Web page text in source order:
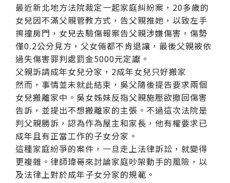
最近新北地方法院裁定一起家庭糾紛案，20多歲的
女兒因不滿父親管教方式，告父親推她，以致左手
擦撞房門，女兒去驗傷報案告父親涉嫌傷害，傷勢
僅0.2公分見方，父女倆都不肯退讓，最後父親被依
過失傷害罪判處罰金5000元定讞。
父親訴請成年女兒分家，2成年女兒只好搬家
然而，事情並未就此結束，吳父隨後提告要求兩個
女兒搬離家中。吳女姊妹反指父親施壓欲撤回傷害
告訴，並提出不想搬離家的主張。不過這次法院是
判父親勝訴，認為作為屋主和家長，他有權要求已
成年且有正當工作的子女分家。
這種家庭紛爭的案件，一旦走上法律訴訟，就變得
更複雜。律師瑋哥來討論家庭吵架動手的風險，以
及法律上對於成年子女分家的規範。